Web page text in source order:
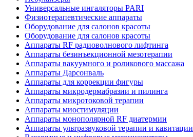
Универсальные ингаляторы PARI
Физиотерапевтические аппараты
Оборудование для салонов красоты
Оборудование для салонов красоты
Аппараты RF радиоволнового лифтинга
Аппараты безинъекционной мезотерапии
Аппараты вакуумного и роликового массажа
Аппараты Дарсонваль
Аппараты для коррекции фигуры
Аппараты микродермабразии и пилинга
Аппараты микротоковой терапии
Аппараты миостимуляции
Аппараты монополярной RF диатермии
Аппараты ультразвуковой терапии и кавитации